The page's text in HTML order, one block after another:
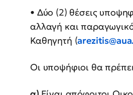
• Δύο (2) θέσεις
αλλαγή και
Καθηγητή (
Οι υποψήφιοι θα